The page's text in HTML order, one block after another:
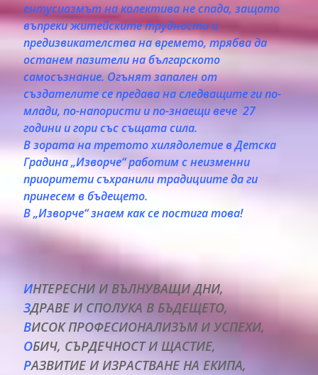
ентусиазмът на колектива не спада, защото
въпреки житейските трудности и
предизвикателства на времето, трябва да
останем пазители на българското
самосъзнание. Огънят запален от
създателите се предава на следващите ги по-
млади, по-напористи и по-знаещи вече 27
години и гори със същата сила.
В зората на третото хилядолетие в Детска
Градина „Изворче“ работим с неизменни
приоритети съхранили традициите да ги
принесем в бъдещето.
В „Изворче“ знаем как се постига това!
ИНТЕРЕСНИ И ВЪЛНУВАЩИ ДНИ,
ЗДРАВЕ И СПОЛУКА В БЪДЕЩЕТО,
ВИСОК ПРОФЕСИОНАЛИЗЪМ И УСПЕХИ,
ОБИЧ, СЪРДЕЧНОСТ И ЩАСТИЕ,
РАЗВИТИЕ И ИЗРАСТВАНЕ НА ЕКИПА,